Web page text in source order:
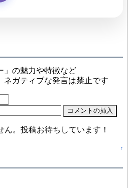
」の魅力や特徴など
ネガティブな発言は禁止です
。投稿お待ちしています！
↑